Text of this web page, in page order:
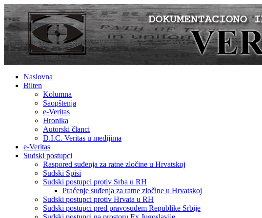
Naslovna
Bilten
Kolumna
Saopštenja
e-Veritas
Hronika
Autorski članci
D.I.C. Veritas u medijima
e-Veritas
Sudski postupci
Raspored suđenja za ratne zločine u Hrvatskoj
Sudski Spisi
Sudski postupci protiv Srba u RH
Praćenje suđenja za ratne zločine u Hrvatskoj
Sudski postupci protiv Hrvata u RH
Sudski postupci pred pravosuđem Republike Srbije